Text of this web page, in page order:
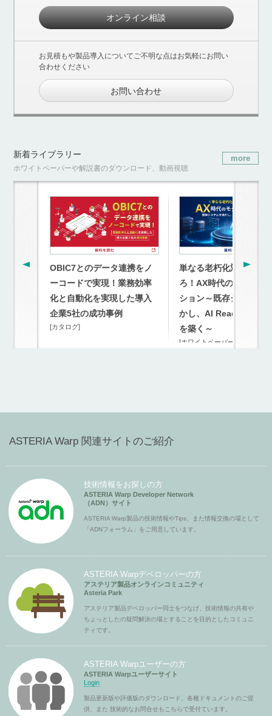
オンライン相談
お見積もや製品導入についてご不明な点はお気軽にお問い
合わせください
お問い合わせ
新着ライブラリー
ホワイトペーパーや解説書のダウンロード、動画視聴
more
OBIC7とのデータ連携をノ
ーコードで実現！業務効率
化と自動化を実現した導入
企業5社の成功事例
[カタログ]
単なる老朽化対策を超
ろ！AX時代のモダナイ
ション～既存システム
かし、AI Readyな連携
を築く～
[ホワイトペーパー]
ASTERIA Warp 関連サイトのご紹介
技術情報をお探しの方
ASTERIA Warp Developer Network
（ADN）サイト
ASTERIA Warp製品の技術情報やTips、また情報交換の場として
「ADNフォーラム」をご用意しています。
ASTERIA Warpデベロッパーの方
アステリア製品オンラインコミュニティ
Asteria Park
アステリア製品デベロッパー同士をつなげ、技術情報の共有や
ちょっとしたの疑問解決の場とすることを目的としたコミュニ
ティです。
ASTERIA Warpユーザーの方
ASTERIA Warpユーザーサイト
Login
製品更新版や評価版のダウンロード、各種ドキュメントのご提
供、また 技術的なお問合せもこちらで受付ています。